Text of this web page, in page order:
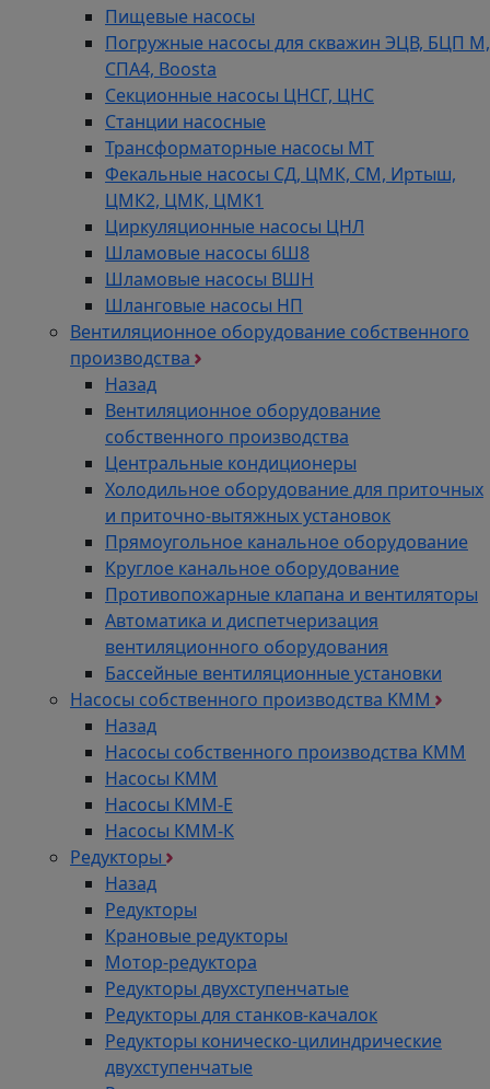
Пищевые насосы
Погружные насосы для скважин ЭЦВ, БЦП М,
СПА4, Boosta
Секционные насосы ЦНСГ, ЦНС
Станции насосные
Трансформаторные насосы МТ
Фекальные насосы СД, ЦМК, СМ, Иртыш,
ЦМК2, ЦМК, ЦМК1
Циркуляционные насосы ЦНЛ
Шламовые насосы 6Ш8
Шламовые насосы ВШН
Шланговые насосы НП
Вентиляционное оборудование собственного
производства
Назад
Вентиляционное оборудование
собственного производства
Центральные кондиционеры
Холодильное оборудование для приточных
и приточно-вытяжных установок
Прямоугольное канальное оборудование
Круглое канальное оборудование
Противопожарные клапана и вентиляторы
Автоматика и диспетчеризация
вентиляционного оборудования
Бассейные вентиляционные установки
Насосы собственного производства KMM
Назад
Насосы собственного производства KMM
Насосы КММ
Насосы КММ-Е
Насосы КММ-К
Редукторы
Назад
Редукторы
Крановые редукторы
Мотор-редуктора
Редукторы двухступенчатые
Редукторы для станков-качалок
Редукторы коническо-цилиндрические
двухступенчатые